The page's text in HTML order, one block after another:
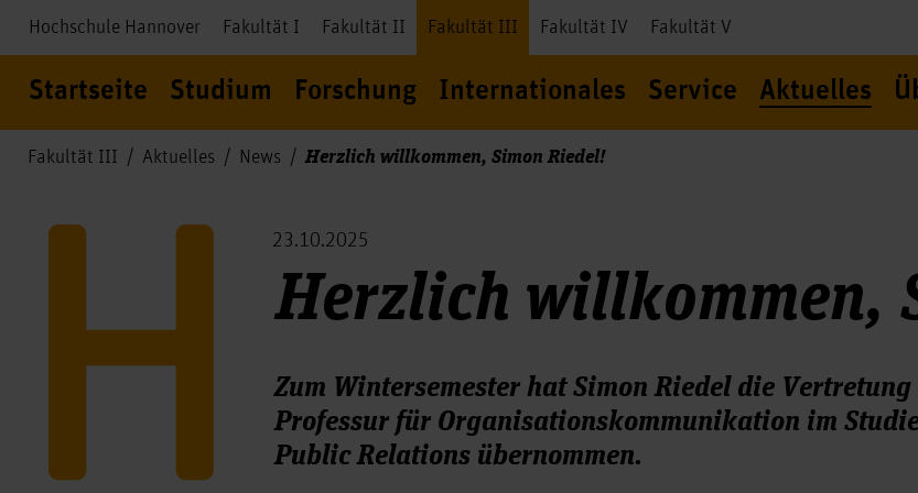
Hochschule Hannover Fakultät I Fakultät II Fakultät III Fakultät IV Fakultät V
Startseite Studium Forschung Internationales Service Aktuelles
Fakultät III Aktuelles News Herzlich willkommen, Simon Riedel!
23.10.2025
Herzlich willkommen,
Zum Wintersemester hat Simon Riedel die
Professur für Organisationskommunikation im
Public Relations übernommen.